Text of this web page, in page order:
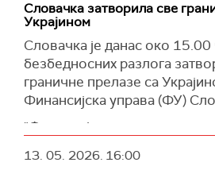
важна за регионалну
Он је, како преноси
постоји забринутост грађана
прелета дронова преко
у оквиру НАТО-а постоји
становништва.
Председник Румуније оценио
граду Румуније.
"Украјински војни сручни
Литванији на развоју
безбедносних капацитета
супроставили модерним
безбедност наших земаља и
Изазови са којима се
и морамо их заједно
Зеленски, преноси
Словачка затворила све
Украјином
Словачка је данас око 15.00
безбедносних разлога
граничне прелазе са
Финансијска управа (ФУ)
"Финансијска управа
прати актуелне
упутства Финансијске
13. 05. 2026. 16:00